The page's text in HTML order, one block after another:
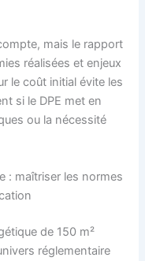
mais le rapport
réalisées et enjeux
le coût initial évite les
si le DPE met en
ou la nécessité
: maîtriser les normes
de 150 m²
réglementaire